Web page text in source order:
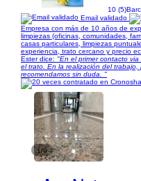
10 (5)
Email validado
Empresa con más de 10 años de
limpiezas (oficinas, comunidades,
casas particulares, limpiezas
experiencia, trato cercano y precio
Ester dice: "En el primer contacto
el trato. En la realización del
recomendamos sin duda. "
1/9